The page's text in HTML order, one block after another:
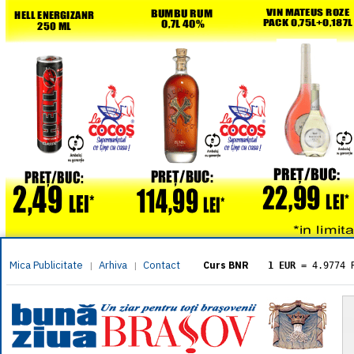
Mica Publicitate | Arhiva | Contact Curs BNR 1 EUR = 4.9774
= 5.8304
1 XAU= 464.4611
1 AED= 1.1933
1 AUD= 2.7957
1 BGN= 2.5449